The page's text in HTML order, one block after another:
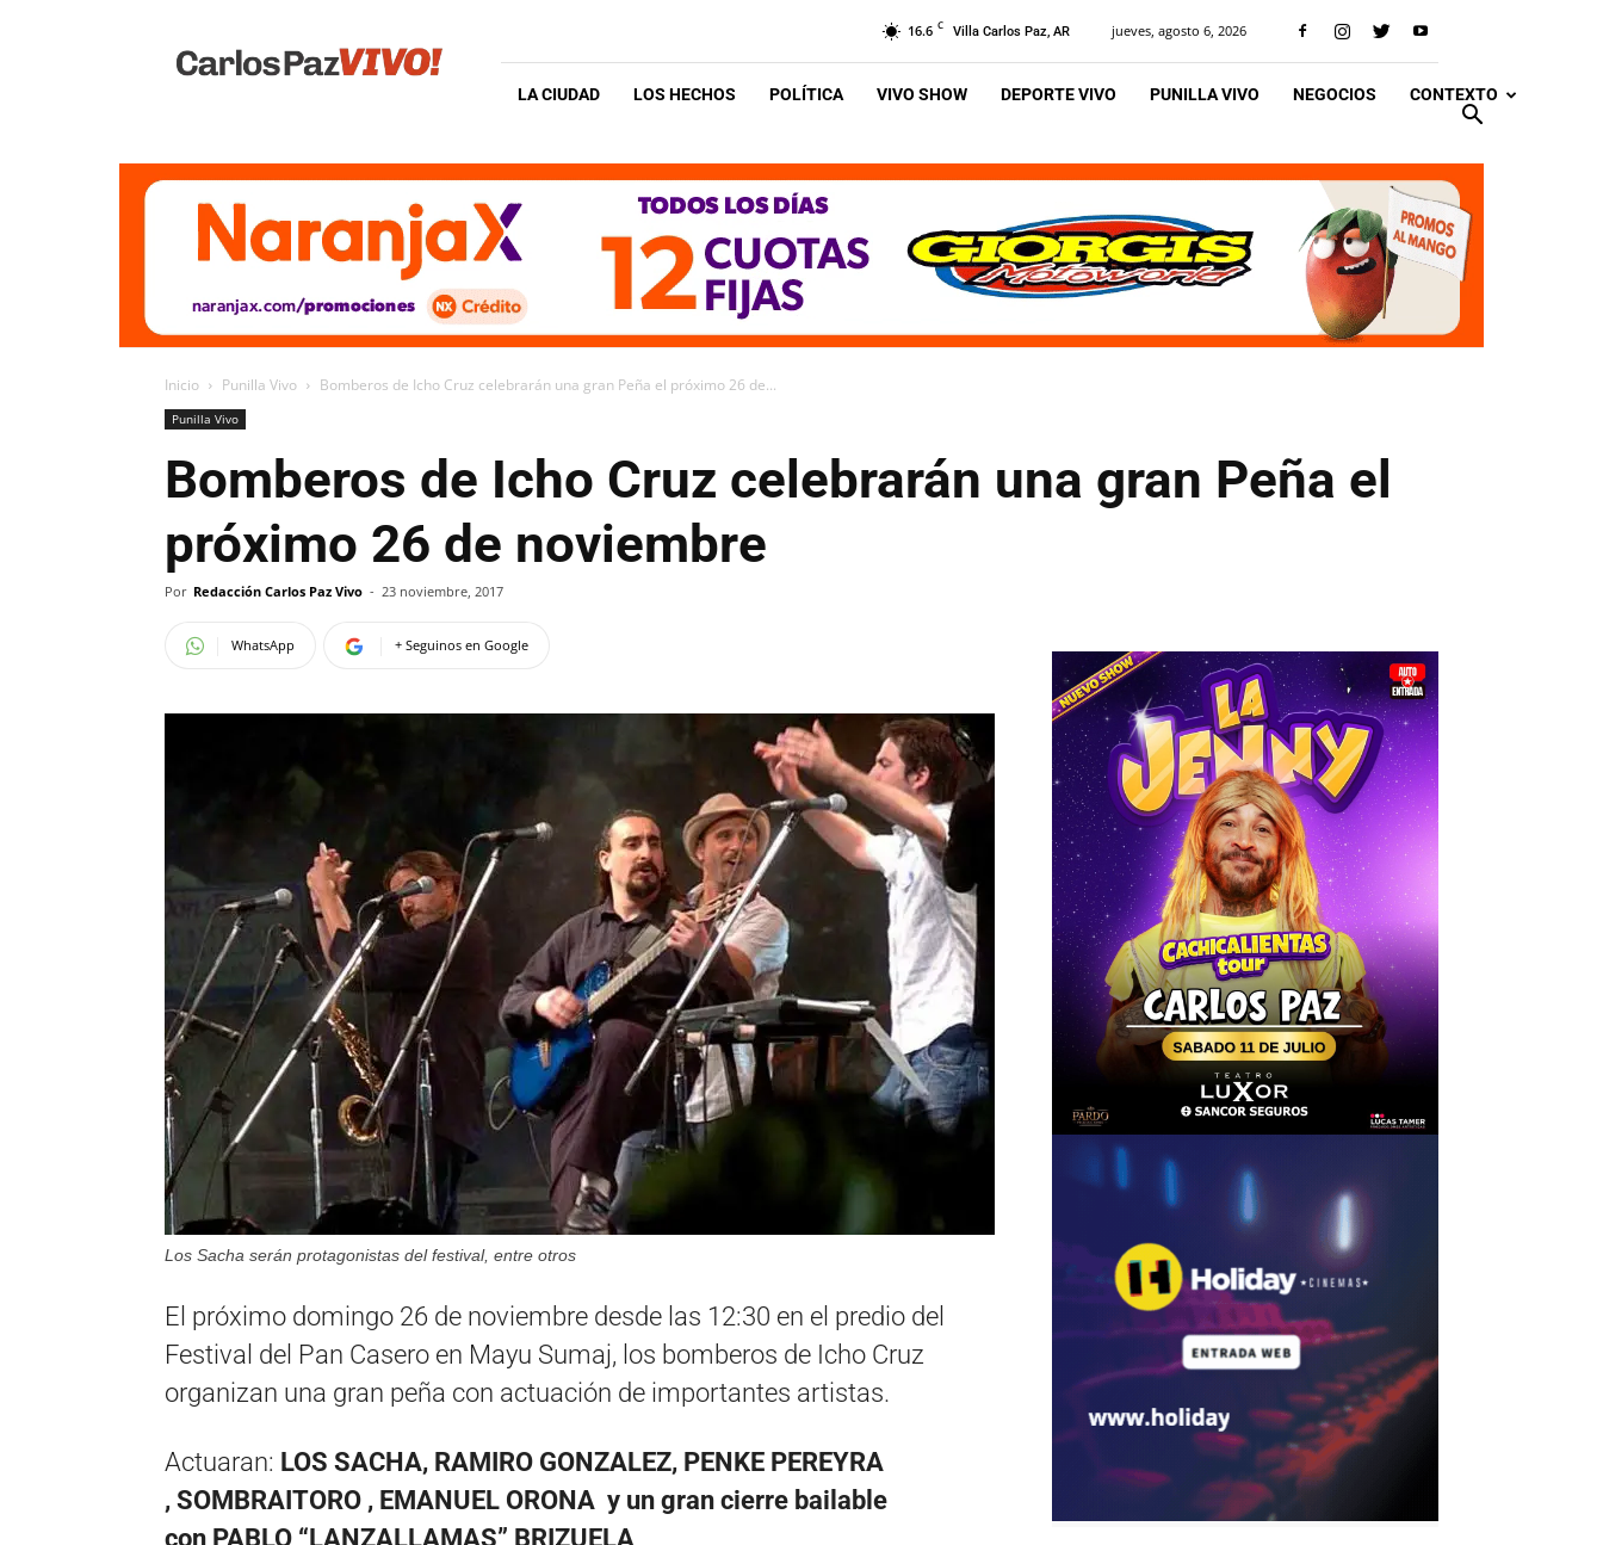
Vivo
16.6 C Villa Carlos Paz, AR jueves, agosto 6, 2026
LA CIUDAD LOS HECHOS POLÍTICA VIVO SHOW DEPORTE VIVO PUNILLA VIVO NEGOCIOS CONTEXTO
Inicio Punilla Vivo Bomberos de Icho Cruz celebrarán una gran Peña el próximo 26 de...
Punilla Vivo
Bomberos de Icho Cruz celebrarán una gran Peña el
próximo 26 de noviembre
Por Redacción Carlos Paz Vivo - 23 noviembre, 2017
WhatsApp + Seguinos en Google
Los Sacha serán protagonistas del festival, entre otros
El próximo domingo 26 de noviembre desde las 12:30 en el predio del
Festival del Pan Casero en Mayu Sumaj, los bomberos de Icho Cruz
organizan una gran peña con actuación de importantes artistas.
Actuaran: LOS SACHA, RAMIRO GONZALEZ, PENKE PEREYRA
, SOMBRAITORO , EMANUEL ORONA y un gran cierre bailable
con PABLO “LANZALLAMAS” BRIZUELA